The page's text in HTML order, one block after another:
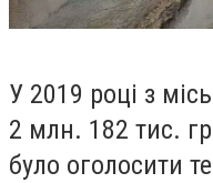
У 2019 році з
2 млн. 182 тис.
було оголосити